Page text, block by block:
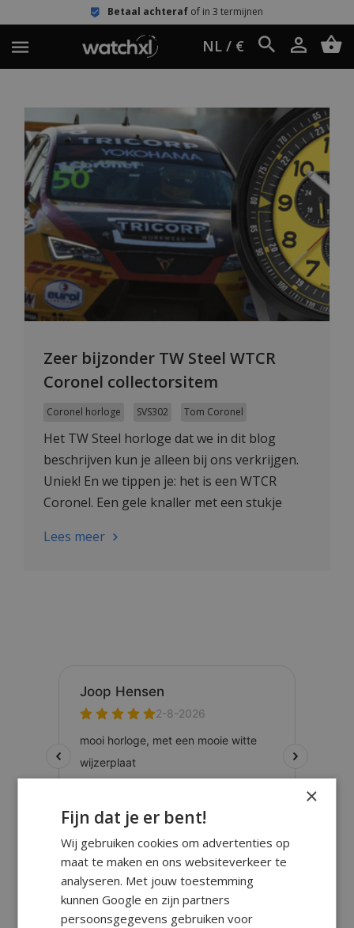
Betaal achteraf of in 3 termijnen
NL / €
Zeer bijzonder TW Steel WTCR
Coronel collectorsitem
Coronel horloge SVS302 Tom Coronel
Het TW Steel horloge dat we in dit blog
beschrijven kun je alleen bij ons verkrijgen.
Uniek! En we tippen je: het is een WTCR
Coronel. Een gele knaller met een stukje
Lees meer
×
Fijn dat je er bent!
Wij gebruiken cookies om advertenties op
maat te maken en ons websiteverkeer te
analyseren. Met jouw toestemming
kunnen Google en zijn partners
persoonsgegevens gebruiken voor